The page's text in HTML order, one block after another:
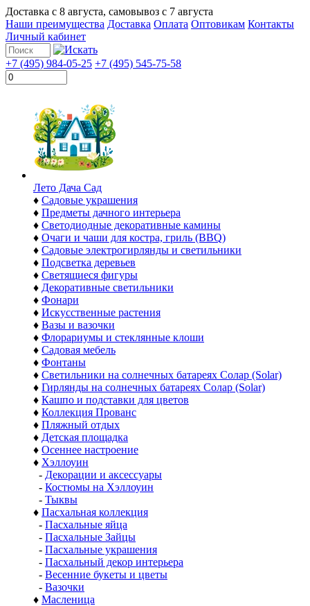
Доставка с 8 августа, самовывоз с 7 августа
Наши преимущества Доставка Оплата Оптовикам Контакты
Личный кабинет
+7 (495) 984-05-25 +7 (495) 545-75-58
Лето Дача Сад
♦ Садовые украшения
♦ Предметы дачного интерьера
♦ Светодиодные декоративные камины
♦ Очаги и чаши для костра, гриль (BBQ)
♦ Садовые электрогирлянды и светильники
♦ Подсветка деревьев
♦ Светящиеся фигуры
♦ Декоративные светильники
♦ Фонари
♦ Искусственные растения
♦ Вазы и вазочки
♦ Флорариумы и стеклянные клоши
♦ Садовая мебель
♦ Фонтаны
♦ Светильники на солнечных батареях Солар (Solar)
♦ Гирлянды на солнечных батареях Солар (Solar)
♦ Кашпо и подставки для цветов
♦ Коллекция Прованс
♦ Пляжный отдых
♦ Детская площадка
♦ Осеннее настроение
♦ Хэллоуин
- Декорации и аксессуары
- Костюмы на Хэллоуин
- Тыквы
♦ Пасхальная коллекция
- Пасхальные яйца
- Пасхальные Зайцы
- Пасхальные украшения
- Пасхальный декор интерьера
- Весенние букеты и цветы
- Вазочки
♦ Масленица